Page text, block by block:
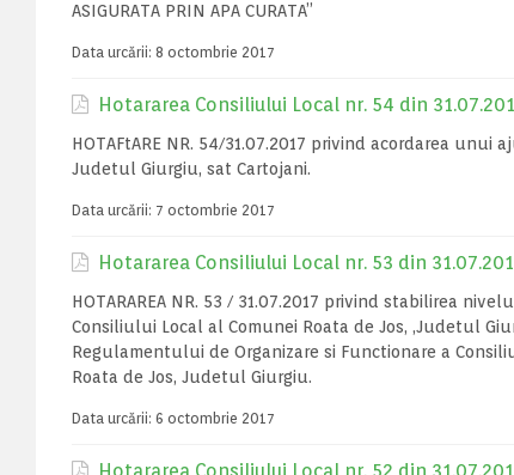
ASIGURATA PRIN APA CURATA”
Data urcării: 8 octombrie 2017
Hotararea Consiliului Local nr. 54 din
HOTAFtARE NR. 54/31.07.2017 privind acordarea
Judetul Giurgiu, sat Cartojani.
Data urcării: 7 octombrie 2017
Hotararea Consiliului Local nr. 53 din
HOTARAREA NR. 53 / 31.07.2017 privind stabilirea
Consiliului Local al Comunei Roata de Jos, ,Judetul
Regulamentului de Organizare si Functionare a
Roata de Jos, Judetul Giurgiu.
Data urcării: 6 octombrie 2017